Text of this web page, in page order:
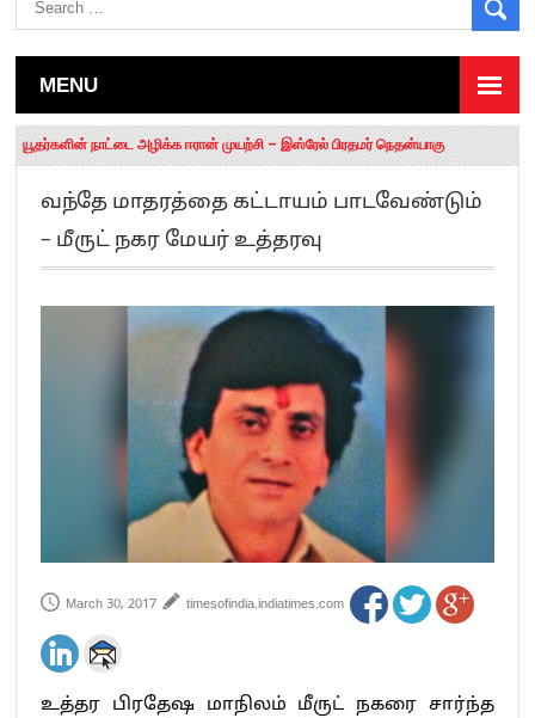
MENU
தமிழக சட்டப்பேரவையில் காலியிடங்கள் 6 ஆக உயர்வு
யூதர்களின் நாட்டை அழிக்க ஈரான் முயற்சி – இஸ்ரேல் பிரதமர் நெதன்யாகு
“மக்களால் நிராகரிக்கப்பட்டவர் ஸ்டாலின்!” – செங்கோட்டையன்
எங்களை நீக்குவதற்கு இபிஎஸ்க்கு அதிகாரம் இல்லை.. – சி. வி.சண்முகம்
எஸ்.பி.வேலுமணி, சி.வி.சண்முகம் உள்ளிட்ட MLA-க்கள் பதவி பறிப்பு
”நீட் தேர்வை முழுமையாக ரத்து செய்ய வேண்டும்”- முதல்வர் விஜய்
பிரவீன் சக்ரவர்த்தியின் கருத்து காங்கிரஸ் தலைமையின் கருத்து கிடையாது – கார்த்தி
“ஜெயலலிதா அவர்களே என் ரோல் மாடல்” -பிரேமலதா விஜயகாந்த் பேட்டி
ராகுல் காந்தி கைது – தவெக தலைவர் விஜய் கண்டனம்
செத்து சாம்பல் ஆனாலும் தனித்துதான் போட்டி – சீமான்
பாகிஸ்தானின் அணு ஆயுத மிரட்டலுக்கு அஞ்சமாட்டோம் – இந்தியா
மத்திய ஆசிரியர் தகுதித் தேர்வு: பட்டதாரிகள் அக்.16 வரை விண்ணப்பிக்கலாம்
தமிழக சட்டப்பேரவையில் காலியிடங்கள் 6 ஆக உயர்வு
வந்தே மாதரத்தை கட்டாயம் பாடவேண்டும்
– மீருட் நகர மேயர் உத்தரவு
March 30, 2017 timesofindia.indiatimes.com
உத்தர பிரதேஷ மாநிலம் மீருட் நகரை சார்ந்த